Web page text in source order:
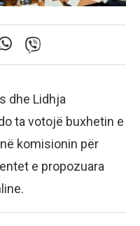
dhe Lidhja
ta votojë buxhetin e
komisionin për
e propozuara